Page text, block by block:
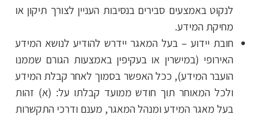
לנקוט באמצעים סבירים בנסיבות העניין לצורך תיקון או
מחיקת המידע.
חובת יידוע – בעל המאגר יידרש להודיע לנושא המידע
האירופי (במישרין או בעקיפין באמצעות הגורם שממנו
הועבר המידע), ככל האפשר בסמוך לאחר קבלת המידע
ולכל המאוחר תוך חודש ממועד קבלתו על: (א) זהות
בעל מאגר המידע ומנהל המאגר, מענם ודרכי התקשרות